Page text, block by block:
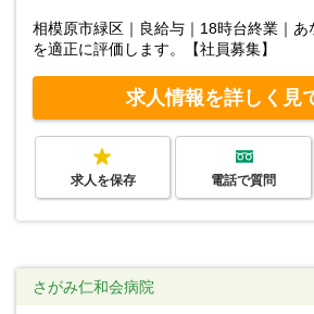
相模原市緑区｜良給与｜18時台終業｜
を適正に評価します。【社員募集】
求人情報を詳しく見
求人を保存 電話で質問
さがみ仁和会病院